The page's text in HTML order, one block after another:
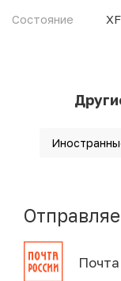
Состояние
XF